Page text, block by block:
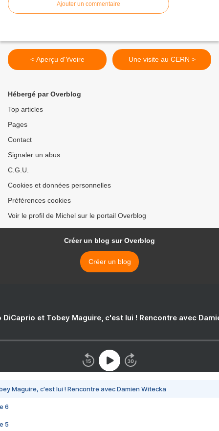
Ajouter un commentaire
< Aperçu d'Yvoire Une visite au CERN >
Hébergé par Overblog
Top articles
Pages
Contact
Signaler un abus
C.G.U.
Cookies et données personnelles
Préférences cookies
Voir le profil de Michel sur le portail Overblog
Créer un blog sur Overblog
Créer un blog
DiCaprio et Tobey Maguire, c'est lui ! Rencontre avec
Maguire, c'est lui ! Rencontre avec Damien Witecka
6
5